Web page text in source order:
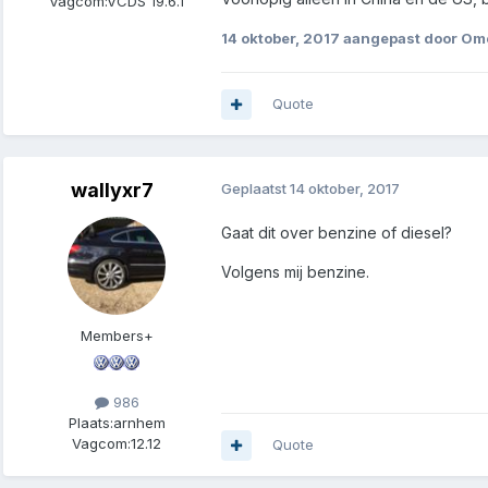
14 oktober, 2017 aangepast door
Quote
wallyxr7
Members+
986
Plaats:arnhem
Vagcom:12.12
Geplaatst14 oktober, 2017
Gaat dit over benzine of diesel?
Volgens mij benzine.
Quote